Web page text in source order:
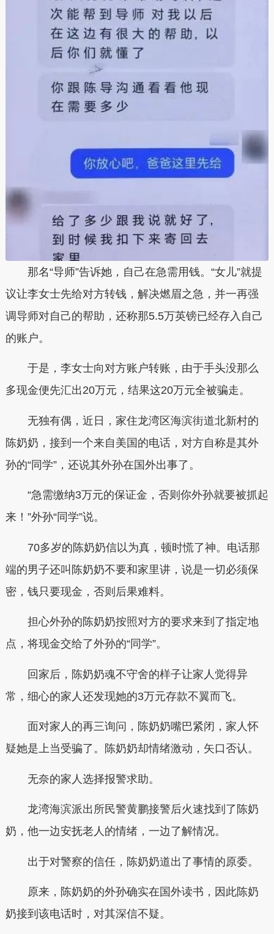
那名“导师”告诉她，自己在急需用钱。“女儿”就提
议让李女士先给对方转钱，解决燃眉之急，并一再强
调导师对自己的帮助，还称那5.5万英镑已经存入自己
的账户。
于是，李女士向对方账户转账，由于手头没那么
多现金便先汇出20万元，结果这20万元全被骗走。
无独有偶，近日，家住龙湾区海滨街道北新村的
陈奶奶，接到一个来自美国的电话，对方自称是其外
孙的“同学”，还说其外孙在国外出事了。
“急需缴纳3万元的保证金，否则你外孙就要被抓起
来！”外孙“同学”说。
70多岁的陈奶奶信以为真，顿时慌了神。电话那
端的男子还叫陈奶奶不要和家里讲，说是一切必须保
密，钱只要现金，否则后果难料。
担心外孙的陈奶奶按照对方的要求来到了指定地
点，将现金交给了外孙的“同学”。
回家后，陈奶奶魂不守舍的样子让家人觉得异
常，细心的家人还发现她的3万元存款不翼而飞。
面对家人的再三询问，陈奶奶嘴巴紧闭，家人怀
疑她是上当受骗了。陈奶奶却情绪激动，矢口否认。
无奈的家人选择报警求助。
龙湾海滨派出所民警黄鹏接警后火速找到了陈奶
奶，他一边安抚老人的情绪，一边了解情况。
出于对警察的信任，陈奶奶道出了事情的原委。
原来，陈奶奶的外孙确实在国外读书，因此陈奶
奶接到该电话时，对其深信不疑。